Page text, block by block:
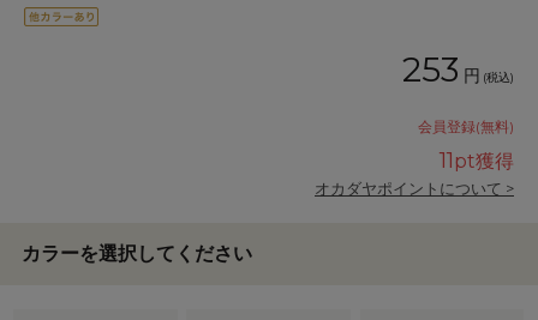
253 円 (税込)
会員登録(無料)
11pt獲得
オカダヤポイントについて >
カラーを選択してください